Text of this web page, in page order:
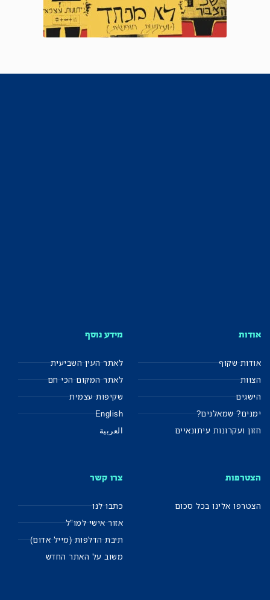
אודות
אודות שקוף
הצוות
הישגים
ימנים? שמאלנים?
חזון ועקרונות עיתונאיים
מידע נוסף
לאתר העין השביעית
לאתר המקום הכי חם
שקיפות עצמית
English
العربية
הצטרפות
הצטרפו אלינו בכל סכום
צרו קשר
כתבו לנו
אזור אישי למו"ל
תיבת הדלפות (מייל אדום)
משוב על האתר החדש